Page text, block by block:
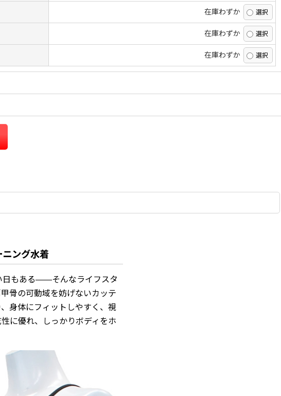
在庫わずか
在庫わずか
在庫わずか
ング水着
日もある——そんなライフスタ
骨の可動域を妨げないカッテ
身体にフィットしやすく、視
に優れ、しっかりボディをホ